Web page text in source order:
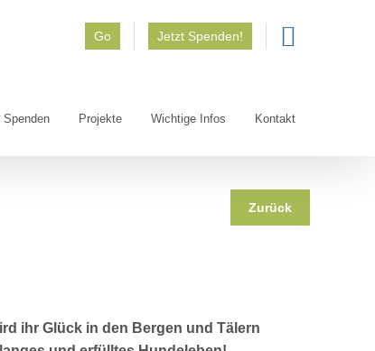
Go Jetzt Spenden!
Spenden Projekte Wichtige Infos Kontakt
Zurück
ihr Glück in den Bergen und Tälern